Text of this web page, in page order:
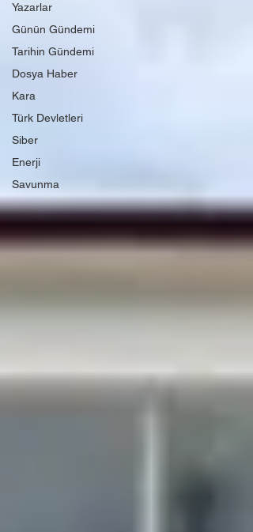
Yazarlar
Günün Gündemi
Tarihin Gündemi
Dosya Haber
Kara
Türk Devletleri
Siber
Enerji
Savunma